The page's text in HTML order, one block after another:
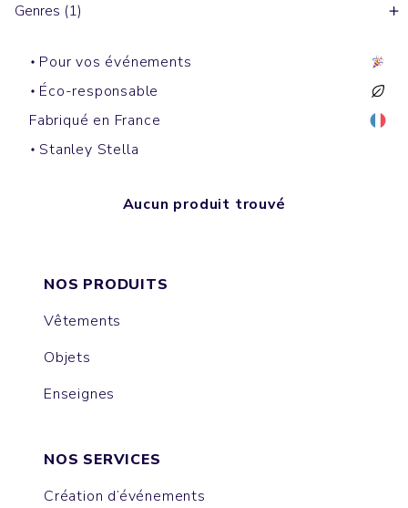
Genres (1)
Pour vos événements
Éco-responsable
Fabriqué en France
Stanley Stella
Aucun produit trouvé
NOS PRODUITS
Vêtements
Objets
Enseignes
NOS SERVICES
Création d’événements